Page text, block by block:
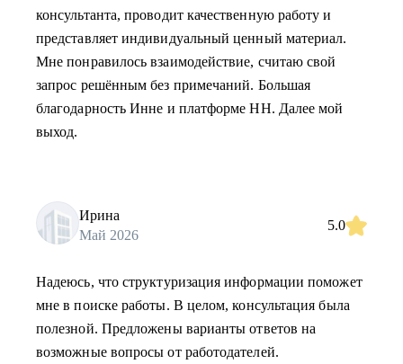
консультанта, проводит качественную работу и
представляет индивидуальный ценный материал.
Мне понравилось взаимодействие, считаю свой
запрос решённым без примечаний. Большая
благодарность Инне и платформе НН. Далее мой
выход.
Ирина
Май 2026
5.0
Надеюсь, что структуризация информации поможет
мне в поиске работы. В целом, консультация была
полезной. Предложены варианты ответов на
возможные вопросы от работодателей.